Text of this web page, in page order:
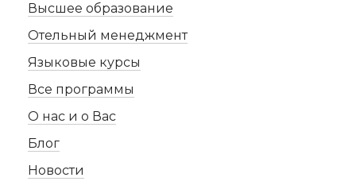
Высшее образование
Отельный менеджмент
Языковые курсы
Все программы
О нас и о Вас
Блог
Новости